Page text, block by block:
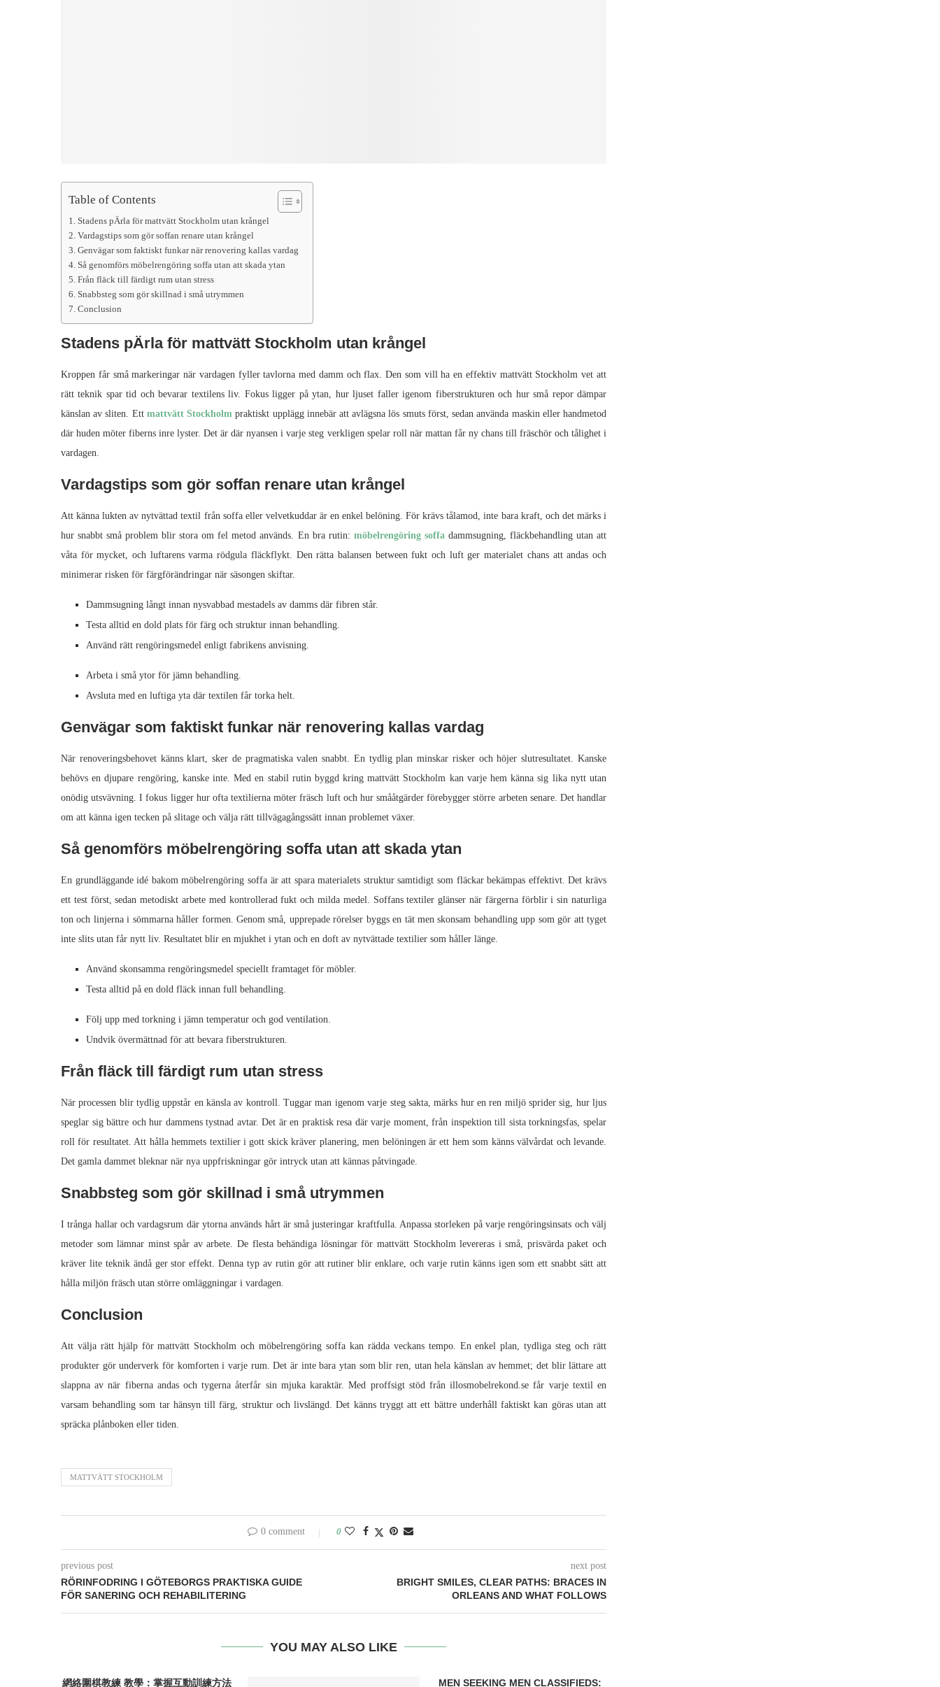
Table of Contents
Stadens pÄrla för mattvätt Stockholm utan krångel
Vardagstips som gör soffan renare utan krångel
Genvägar som faktiskt funkar när renovering kallas vardag
Så genomförs möbelrengöring soffa utan att skada ytan
Från fläck till färdigt rum utan stress
Snabbsteg som gör skillnad i små utrymmen
Conclusion
Stadens pÄrla för mattvätt Stockholm utan krångel
Kroppen får små markeringar när vardagen fyller tavlorna med damm och flax. Den som vill ha en effektiv mattvätt Stockholm vet att
rätt teknik spar tid och bevarar textilens liv. Fokus ligger på ytan, hur ljuset faller igenom fiberstrukturen och hur små repor dämpar
känslan av sliten. Ett mattvätt Stockholm praktiskt upplägg innebär att avlägsna lös smuts först, sedan använda maskin eller handmetod
där huden möter fiberns inre lyster. Det är där nyansen i varje steg verkligen spelar roll när mattan får ny chans till fräschör och tålighet i
vardagen.
Vardagstips som gör soffan renare utan krångel
Att känna lukten av nytvättad textil från soffa eller velvetkuddar är en enkel belöning. För krävs tålamod, inte bara kraft, och det märks i
hur snabbt små problem blir stora om fel metod används. En bra rutin: möbelrengöring soffa dammsugning, fläckbehandling utan att
våta för mycket, och luftarens varma rödgula fläckflykt. Den rätta balansen between fukt och luft ger materialet chans att andas och
minimerar risken för färgförändringar när säsongen skiftar.
Dammsugning långt innan nysvabbad mestadels av damms där fibren står.
Testa alltid en dold plats för färg och struktur innan behandling.
Använd rätt rengöringsmedel enligt fabrikens anvisning.
Arbeta i små ytor för jämn behandling.
Avsluta med en luftiga yta där textilen får torka helt.
Genvägar som faktiskt funkar när renovering kallas vardag
När renoveringsbehovet känns klart, sker de pragmatiska valen snabbt. En tydlig plan minskar risker och höjer slutresultatet. Kanske
behövs en djupare rengöring, kanske inte. Med en stabil rutin byggd kring mattvätt Stockholm kan varje hem känna sig lika nytt utan
onödig utsvävning. I fokus ligger hur ofta textilierna möter fräsch luft och hur smååtgärder förebygger större arbeten senare. Det handlar
om att känna igen tecken på slitage och välja rätt tillvägagångssätt innan problemet växer.
Så genomförs möbelrengöring soffa utan att skada ytan
En grundläggande idé bakom möbelrengöring soffa är att spara materialets struktur samtidigt som fläckar bekämpas effektivt. Det krävs
ett test först, sedan metodiskt arbete med kontrollerad fukt och milda medel. Soffans textiler glänser när färgerna förblir i sin naturliga
ton och linjerna i sömmarna håller formen. Genom små, upprepade rörelser byggs en tät men skonsam behandling upp som gör att tyget
inte slits utan får nytt liv. Resultatet blir en mjukhet i ytan och en doft av nytvättade textilier som håller länge.
Använd skonsamma rengöringsmedel speciellt framtaget för möbler.
Testa alltid på en dold fläck innan full behandling.
Följ upp med torkning i jämn temperatur och god ventilation.
Undvik övermättnad för att bevara fiberstrukturen.
Från fläck till färdigt rum utan stress
När processen blir tydlig uppstår en känsla av kontroll. Tuggar man igenom varje steg sakta, märks hur en ren miljö sprider sig, hur ljus
speglar sig bättre och hur dammens tystnad avtar. Det är en praktisk resa där varje moment, från inspektion till sista torkningsfas, spelar
roll för resultatet. Att hålla hemmets textilier i gott skick kräver planering, men belöningen är ett hem som känns välvårdat och levande.
Det gamla dammet bleknar när nya uppfriskningar gör intryck utan att kännas påtvingade.
Snabbsteg som gör skillnad i små utrymmen
I trånga hallar och vardagsrum där ytorna används hårt är små justeringar kraftfulla. Anpassa storleken på varje rengöringsinsats och välj
metoder som lämnar minst spår av arbete. De flesta behändiga lösningar för mattvätt Stockholm levereras i små, prisvärda paket och
kräver lite teknik ändå ger stor effekt. Denna typ av rutin gör att rutiner blir enklare, och varje rutin känns igen som ett snabbt sätt att
hålla miljön fräsch utan större omläggningar i vardagen.
Conclusion
Att välja rätt hjälp för mattvätt Stockholm och möbelrengöring soffa kan rädda veckans tempo. En enkel plan, tydliga steg och rätt
produkter gör underverk för komforten i varje rum. Det är inte bara ytan som blir ren, utan hela känslan av hemmet; det blir lättare att
slappna av när fiberna andas och tygerna återfår sin mjuka karaktär. Med proffsigt stöd från illosmobelrekond.se får varje textil en
varsam behandling som tar hänsyn till färg, struktur och livslängd. Det känns tryggt att ett bättre underhåll faktiskt kan göras utan att
spräcka plånboken eller tiden.
MATTVÄTT STOCKHOLM
0 comment 0
previous post
RÖRINFODRING I GÖTEBORGS PRAKTISKA GUIDE
FÖR SANERING OCH REHABILITERING
next post
BRIGHT SMILES, CLEAR PATHS: BRACES IN
ORLEANS AND WHAT FOLLOWS
YOU MAY ALSO LIKE
網絡圍棋教練 教學：掌握互動訓練方法 MEN SEEKING MEN CLASSIFIEDS: